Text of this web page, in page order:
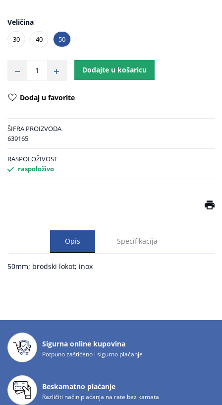
Veličina
30 40 50
Dodajte u košaricu
Dodaj u favorite
ŠIFRA PROIZVODA
639165
RASPOLOŽIVOST
raspoloživo
Opis Specifikacija
50mm; brodski lokot; inox
Sigurna online kupovina
Potpuno zaštićeno i sigurno plaćanje
Beskamatno plaćanje
Različiti način plaćanja na rate bez kamata